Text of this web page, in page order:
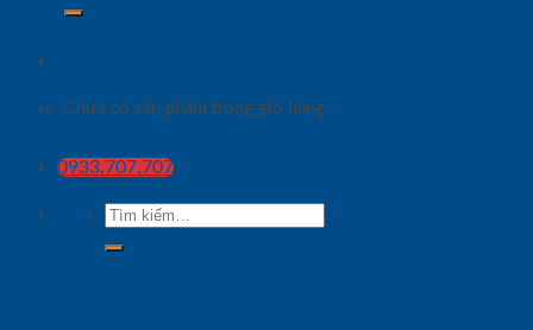
Chưa có sản phẩm trong giỏ hàng.
0933.707.707
Tìm
kiếm: